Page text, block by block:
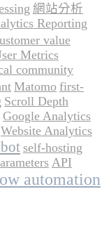
網站分析
Reporting
value
Metrics
community
Matomo first-
Scroll Depth
Google Analytics
Website Analytics
self-hosting
API
automation